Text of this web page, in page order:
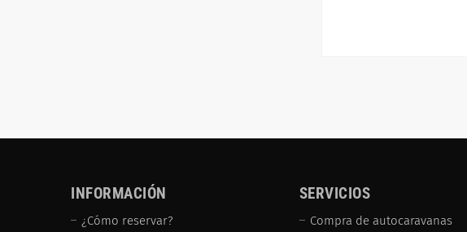
INFORMACIÓN
¿Cómo reservar?
SERVICIOS
Compra de autocaravanas